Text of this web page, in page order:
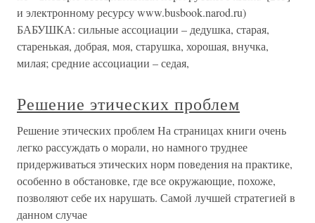
и электронному ресурсу www.busbook.narod.ru)
БАБУШКА: сильные ассоциации – дедушка, старая,
старенькая, добрая, моя, старушка, хорошая, внучка,
милая; средние ассоциации – седая,
Решение этических проблем
Решение этических проблем На страницах книги очень
легко рассуждать о морали, но намного труднее
придерживаться этических норм поведения на практике,
особенно в обстановке, где все окружающие, похоже,
позволяют себе их нарушать. Самой лучшей стратегией в
данном случае